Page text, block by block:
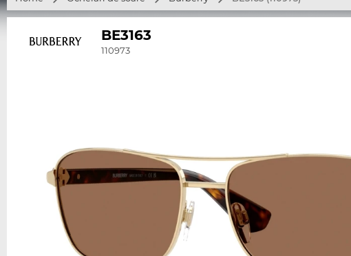
BE3163
110973